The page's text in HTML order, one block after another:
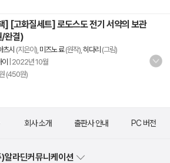
] [고화질세트] 로도스도 전기 서약의 보관
/완결)
츠시 (지은이), 미즈노 료(원작), 히다리 (그림)
2022년 10월
(450원)
회사 소개 출판사 안내 PC 버전
알라딘커뮤니케이션